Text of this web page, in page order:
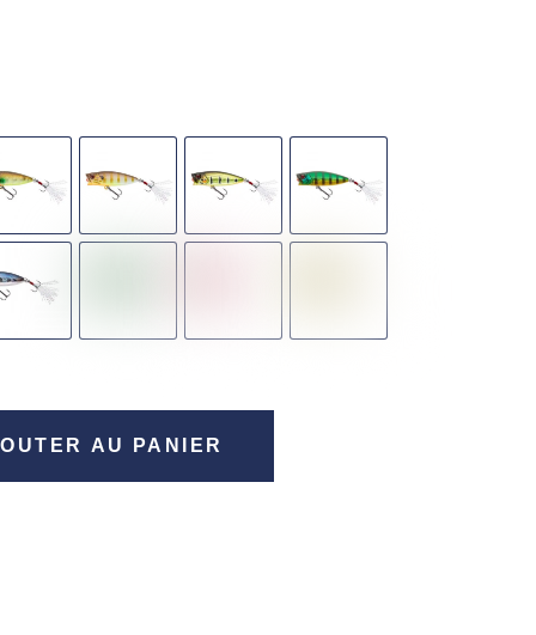
AU PANIER